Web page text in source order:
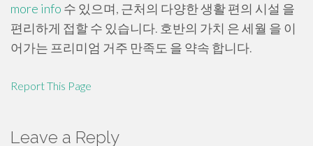
more info 수 있으며, 근처의 다양한 생활 편의 시설 을
편리하게 접할 수 있습니다. 호반의 가치 은 세월 을 이
어가는 프리미엄 거주 만족도 을 약속 합니다.
Report This Page
Leave a Reply